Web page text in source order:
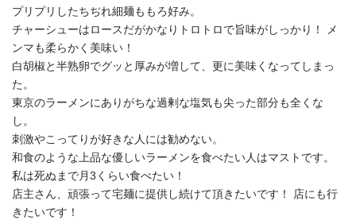
プリプリしたちぢれ細麺ももろ好み。
チャーシューはロースだがかなりトロトロで旨味がしっかり！ メ
ンマも柔らかく美味い！
白胡椒と半熟卵でグッと厚みが増して、更に美味くなってしまっ
た。
東京のラーメンにありがちな過剰な塩気も尖った部分も全くな
し。
刺激やこってりが好きな人には勧めない。
和食のような上品な優しいラーメンを食べたい人はマストです。
私は死ぬまで月3くらい食べたい！
店主さん、頑張って宅麺に提供し続けて頂きたいです！ 店にも行
きたいです！